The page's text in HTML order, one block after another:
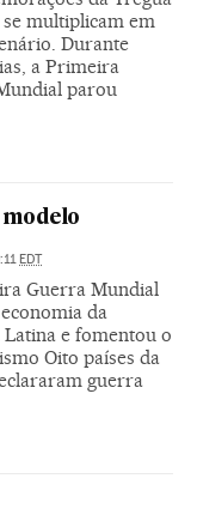
multiplicam em
Durante
a Primeira
parou
EDT
Guerra Mundial
da
e fomentou o
Oito países da
guerra